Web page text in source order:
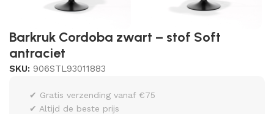
Barkruk Cordoba zwart – stof Soft
antraciet
SKU: 906STL93011883
✔ Gratis verzending vanaf €75
✔ Altijd de beste prijs